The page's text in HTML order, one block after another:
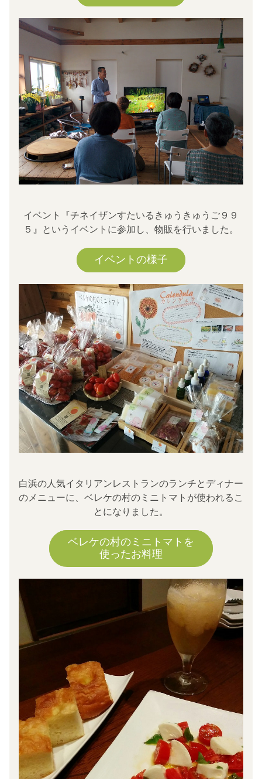
イベント『チネイザンすたいるきゅうきゅうご９９
５』というイベントに参加し、物販を行いました。
イベントの様子
白浜の人気イタリアンレストランのランチとディナー
のメニューに、ベレケの村のミニトマトが使われるこ
とになりました。
ベレケの村のミニトマトを
使ったお料理